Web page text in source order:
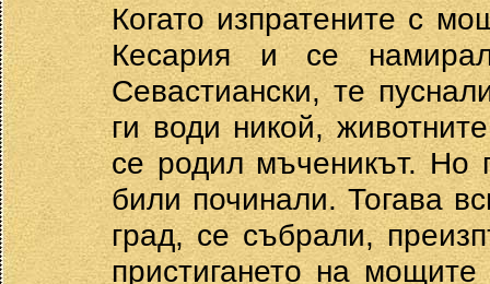
Когато изпратените с
Кесария и се
Севастиански, те
ги води никой,
се родил мъченикът. Но
били починали. Тогава
град, се събрали,
пристигането на